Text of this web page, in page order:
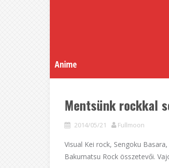
Anime
Mentsünk rockkal
2014/05/21 Fullmoon
Visual Kei rock, Sengoku
Bakumatsu Rock összetevői.